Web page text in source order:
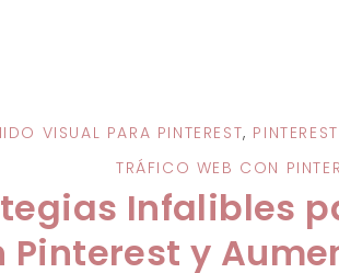
VISUAL PARA PINTEREST,
TRÁFICO WEB CON
Infalibles
Pinterest y